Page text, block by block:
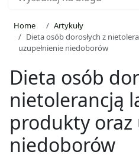
Home
Artykuły
Dieta osób dorosłych z
uzupełnienie niedoborów
Dieta osób
nietolerancją
produkty oraz
niedoborów